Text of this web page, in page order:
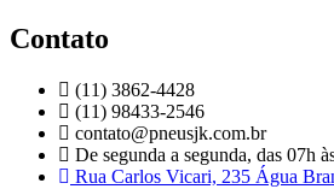
Contato
(11) 3862-4428
(11) 98433-2546
contato@pneusjk.com.br
De segunda a segunda, das 07h
Rua Carlos Vicari, 235 Água